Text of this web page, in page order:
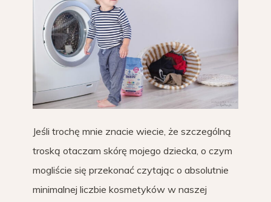
Jeśli trochę mnie znacie wiecie, że szczególną
troską otaczam skórę mojego dziecka, o czym
mogliście się przekonać czytając o absolutnie
minimalnej liczbie kosmetyków w naszej